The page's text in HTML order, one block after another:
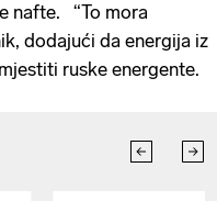
nafte. “To mora
dodajući da energija iz
ruske energente.